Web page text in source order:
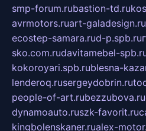
smp-forum.rubastion-td.ru
avrmotors.ruart-galadesign.ru
ecostep-samara.rud-p.spb.ru
sko.com.rudavitamebel-
kokoroyari.spb.rublesna-
lenderoq.rusergeydobrin.ru
people-of-art.rubezzubova.ru
dynamoauto.ruszk-favorit.ru
kingbolenskaner.rualex-